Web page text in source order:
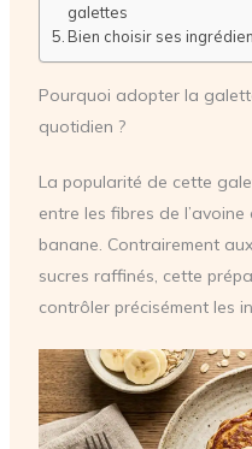
galettes
Bien choisir ses
Pourquoi adopter la
quotidien ?
La popularité de cette
entre les fibres de
banane. Contrairement
sucres raffinés, cette
contrôler précisément les